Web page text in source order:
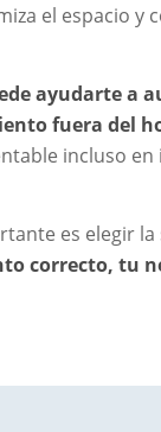
el espacio y
ayudarte a
fuera del
incluso
es elegir
correcto, tu